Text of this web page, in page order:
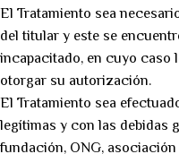
El Tratamiento sea
del titular y este se
incapacitado, en cuyo caso
otorgar su autorización.
El Tratamiento sea
legítimas y con las debidas
fundación, ONG,